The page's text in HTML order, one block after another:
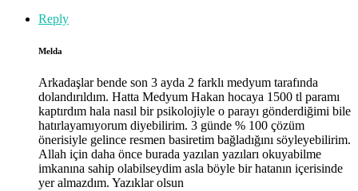
Reply
Melda
Arkadaşlar bende son 3 ayda 2 farklı medyum tarafında
dolandırıldım. Hatta Medyum Hakan hocaya 1500 tl paramı
kaptırdım hala nasıl bir psikolojiyle o parayı gönderdiğimi bile
hatırlayamıyorum diyebilirim. 3 günde % 100 çözüm
önerisiyle gelince resmen basiretim bağladığını söyleyebilirim.
Allah için daha önce burada yazılan yazıları okuyabilme
imkanına sahip olabilseydim asla böyle bir hatanın içerisinde
yer almazdım. Yazıklar olsun